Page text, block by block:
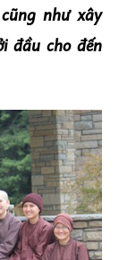
như xây
đầu cho đến